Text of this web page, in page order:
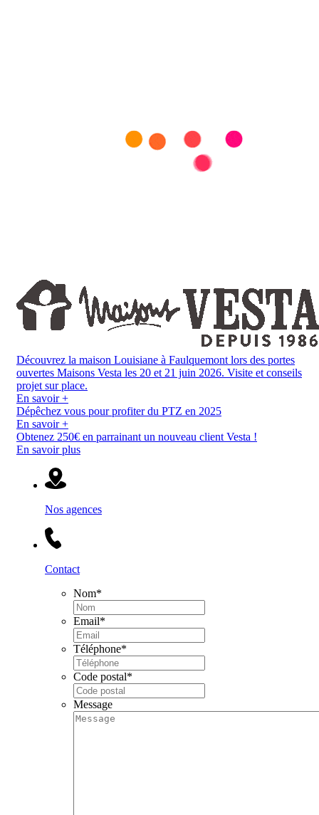
Découvrez la maison Louisiane à Faulquemont lors des portes
ouvertes Maisons Vesta les 20 et 21 juin 2026. Visite et conseils
projet sur place.
En savoir +
Dépêchez vous pour profiter du PTZ en 2025
En savoir +
Obtenez 250€ en parrainant un nouveau client Vesta !
En savoir plus
Nos agences
Contact
Nom*
Email*
Téléphone*
Code postal*
Message